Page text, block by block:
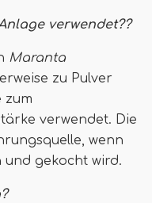
verwendet??
Maranta
zu Pulver
zum
verwendet. Die
wenn
und gekocht wird.